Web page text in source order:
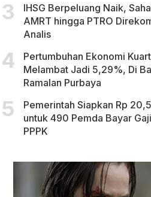
IHSG Berpeluang Naik,
AMRT hingga PTRO
Analis
Pertumbuhan Ekonomi
Melambat Jadi 5,29%, Di
Ramalan Purbaya
Pemerintah Siapkan Rp
untuk 490 Pemda Bayar
PPPK